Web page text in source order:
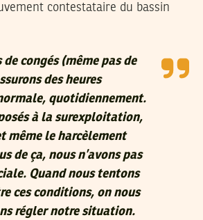
contestataire du bassin
de congés (même pas de
des heures
quotidiennement.
à la surexploitation,
même le harcèlement
de ça, nous n’avons pas
Quand nous tentons
ces conditions, on nous
régler notre situation.